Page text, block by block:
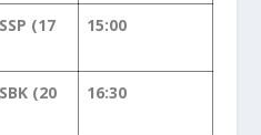
(17
15:00
(20
16:30